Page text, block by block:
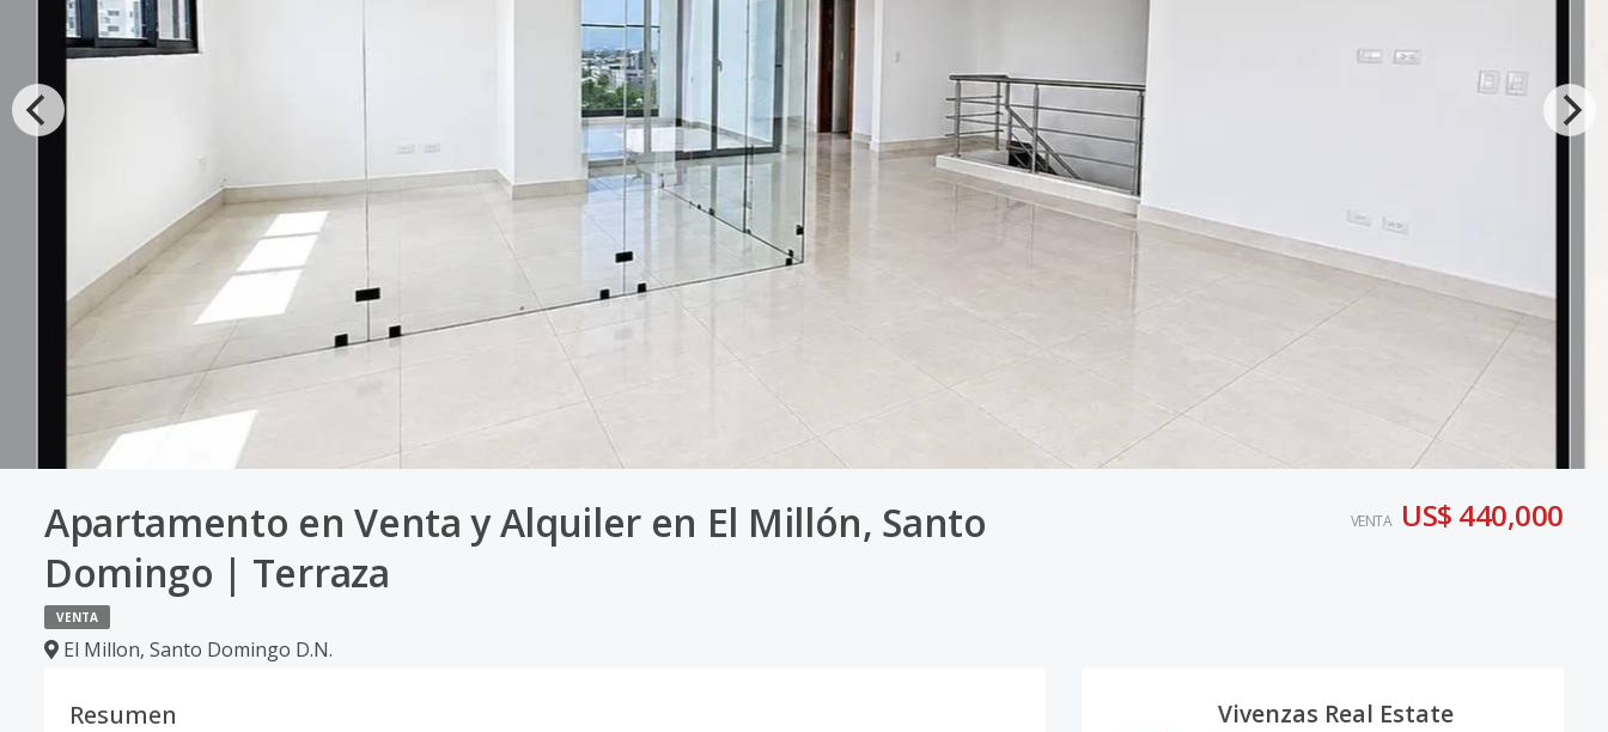
Apartamento en Venta y Alquiler en El Millón, Santo
Domingo | Terraza
VENTA
El Millon, Santo Domingo D.N.
VENTA US$ 440,000
Resumen Vivenzas Real Estate